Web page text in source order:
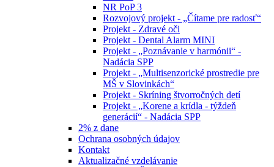
NR PoP 3
Rozvojový projekt - „Čítame pre radosť“
Projekt - Zdravé oči
Projekt - Dental Alarm MINI
Projekt - „Poznávanie v harmónii“ -
Nadácia SPP
Projekt - „Multisenzorické prostredie pre
MŠ v Slovinkách“
Projekt - Skríning štvorročných detí
Projekt - „Korene a krídla - týždeň
generácií“ - Nadácia SPP
2% z dane
Ochrana osobných údajov
Kontakt
Aktualizačné vzdelávanie